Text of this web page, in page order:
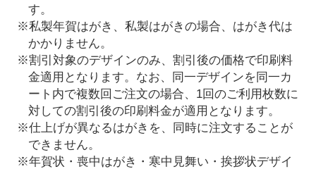
す。
※私製年賀はがき、私製はがきの場合、はがき代は
かかりません。
※割引対象のデザインのみ、割引後の価格で印刷料
金適用となります。なお、同一デザインを同一カ
ート内で複数回ご注文の場合、1回のご利用枚数に
対しての割引後の印刷料金が適用となります。
※仕上げが異なるはがきを、同時に注文することが
できません。
※年賀状・喪中はがき・寒中見舞い・挨拶状デザイ